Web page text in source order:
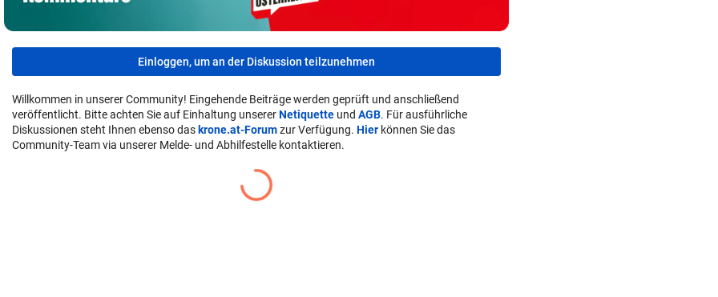
Einloggen, um an der Diskussion teilzunehmen
Willkommen in unserer Community! Eingehende Beiträge werden geprüft und anschließend
veröffentlicht. Bitte achten Sie auf Einhaltung unsererNetiquette und AGB. Für ausführliche
Diskussionen steht Ihnen ebenso das krone.at-Forumzur Verfügung. Hier können Sie das
Community-Team via unserer Melde- und Abhilfestelle kontaktieren.